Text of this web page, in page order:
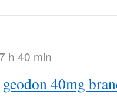
h 40 min
geodon 40mg